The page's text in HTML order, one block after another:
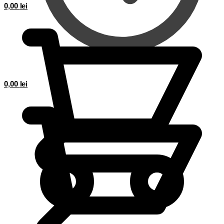
0,00 lei
0,00 lei